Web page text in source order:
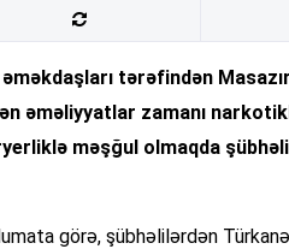
tərəfindən
əməliyyatlar zamanı
məşğul olmaqda
görə, şübhəlilərdən